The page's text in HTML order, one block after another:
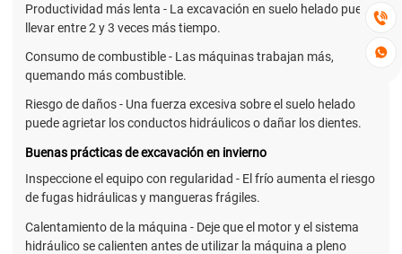


Productividad más lenta - La excavación en suelo helado puede
llevar entre 2 y 3 veces más tiempo.
Consumo de combustible - Las máquinas trabajan más,
quemando más combustible.
Riesgo de daños - Una fuerza excesiva sobre el suelo helado
puede agrietar los conductos hidráulicos o dañar los dientes.
Buenas prácticas de excavación en invierno
Inspeccione el equipo con regularidad - El frío aumenta el riesgo
de fugas hidráulicas y mangueras frágiles.
Calentamiento de la máquina - Deje que el motor y el sistema
hidráulico se calienten antes de utilizar la máquina a pleno